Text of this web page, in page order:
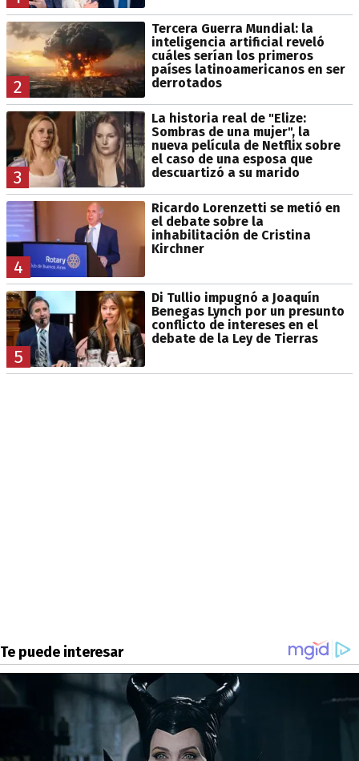
2
Tercera Guerra Mundial: la
inteligencia artificial reveló
cuáles serían los primeros
países latinoamericanos en ser
derrotados
3
La historia real de "Elize:
Sombras de una mujer", la
nueva película de Netflix sobre
el caso de una esposa que
descuartizó a su marido
4
Ricardo Lorenzetti se metió en
el debate sobre la
inhabilitación de Cristina
Kirchner
5
Di Tullio impugnó a Joaquín
Benegas Lynch por un presunto
conflicto de intereses en el
debate de la Ley de Tierras